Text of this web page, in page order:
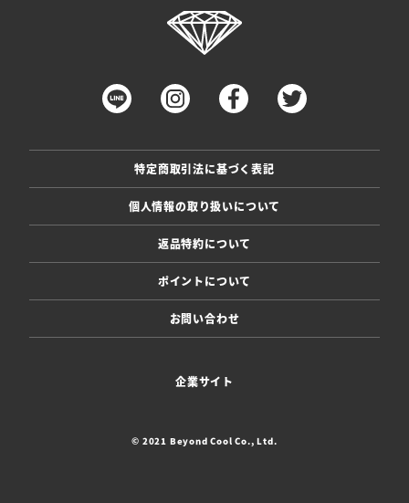
特定商取引法に基づく表記
個人情報の取り扱いについて
返品特約について
ポイントについて
お問い合わせ
企業サイト
© 2021 Beyond Cool Co., Ltd.